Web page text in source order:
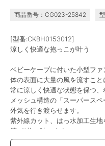
ダッドウェイ
【ergobaby エルゴベビ
ー】オールウェザー ベ
ビーキャリアカバー/チ
ャコール
¥9,900
ダッド
【
ー】
ャリア/
¥
商品番号：CG023-25842
[型番:CKBH0153012]
涼しく快適な抱っこが叶う
ベビーケープに付いた小型ファ
体の表面に大量の風を流すこと
常に涼しく快適な状態を保つ、
メッシュ構造の「スーパース
外気を行き渡らせます。
紫外線カット、はっ水加工生
策が1枚で叶います。
【仕組み】ファンからケープ